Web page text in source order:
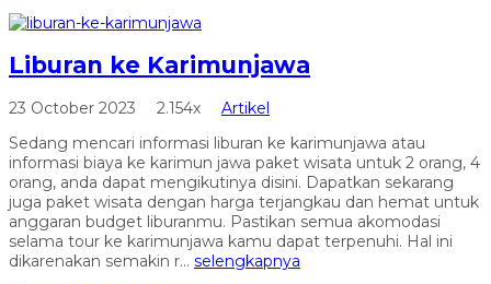
Liburan ke Karimunjawa
23 October 2023 2.154x
Artikel
Sedang mencari informasi liburan ke karimunjawa atau
informasi biaya ke karimun jawa paket wisata untuk 2 orang, 4
orang, anda dapat mengikutinya disini. Dapatkan sekarang
juga paket wisata dengan harga terjangkau dan hemat untuk
anggaran budget liburanmu. Pastikan semua akomodasi
selama tour ke karimunjawa kamu dapat terpenuhi. Hal ini
dikarenakan semakin r... selengkapnya